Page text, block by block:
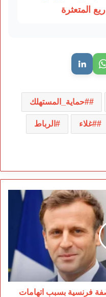
المتعثرة
#حماية_المستهلك
#غلاء الرباط
فرنسية بسبب اتهامات